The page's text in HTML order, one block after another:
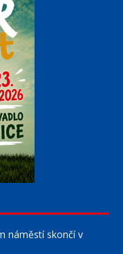
náměstí skončí v